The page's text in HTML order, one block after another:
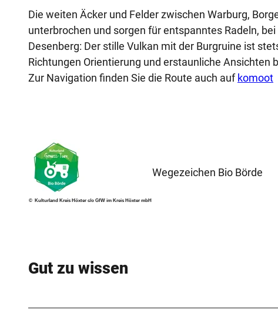
Die weiten Äcker und Felder zwischen Warburg,
unterbrochen und sorgen für entspanntes Radeln,
Desenberg: Der stille Vulkan mit der Burgruine ist
Richtungen Orientierung und erstaunliche Ansichten
Zur Navigation finden Sie die Route auch aufkomoot
© Kulturland Kreis Höxter c/o GfW im Kreis Höxter mbH
Wegezeichen Bio Börde
Gut zu wissen